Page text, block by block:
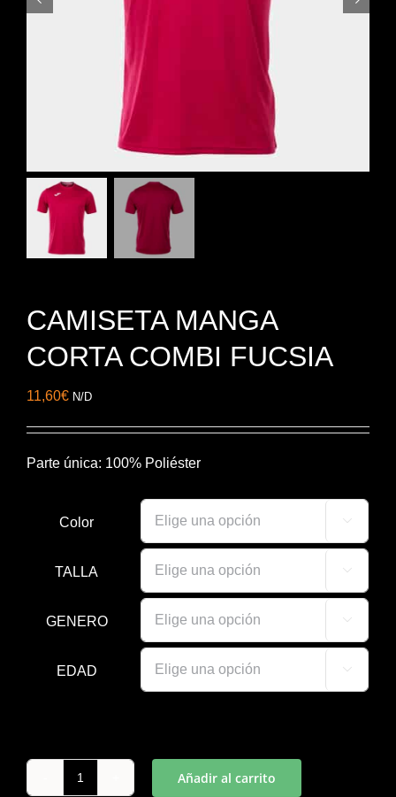
CAMISETA MANGA
CORTA COMBI FUCSIA
11,60€ N/D
Parte única: 100% Poliéster
Color 
TALLA 
GENERO 
EDAD 
CAMISETA
Añadir al carrito